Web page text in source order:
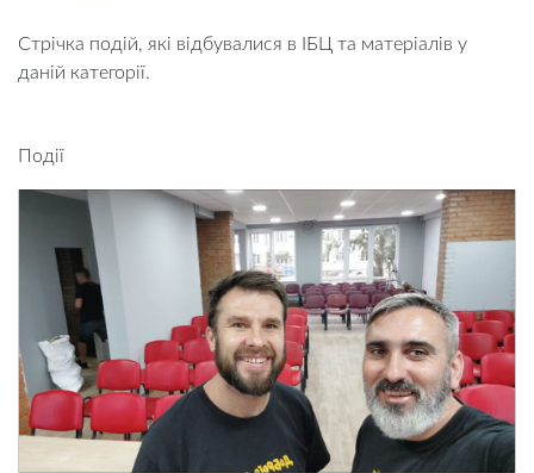
Стрічка подій, які відбувалися в ІБЦ та матеріалів у
даній категорії.
Події